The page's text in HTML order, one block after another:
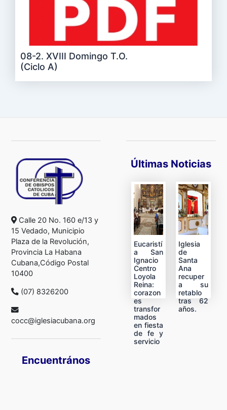
08-2. XVIII Domingo T.O.
(Ciclo A)
Calle 20 No. 160 e/13 y
15 Vedado, Municipio
Plaza de la Revolución,
Provincia La Habana
Cubana,Código Postal
10400
(07) 8326200
cocc@iglesiacubana.org
Últimas Noticias
Eucaristí
a San
Ignacio
Centro
Loyola
Reina:
corazon
es
transfor
mados
en fiesta
de fe y
servicio
Iglesia
de
Santa
Ana
recuper
a su
retablo
tras 62
años.
Encuentrános